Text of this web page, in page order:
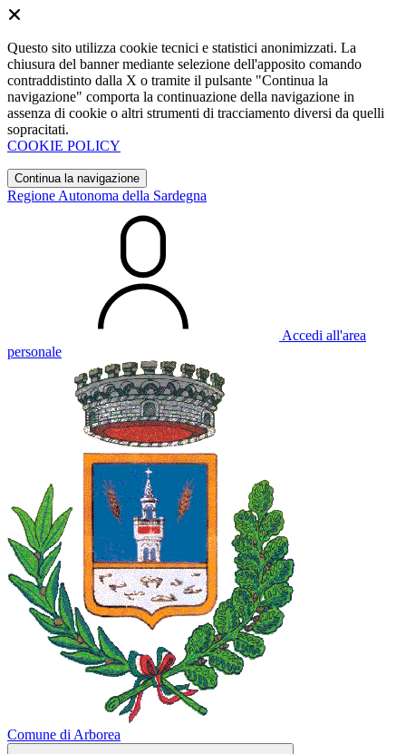
Questo sito utilizza cookie tecnici e statistici anonimizzati. La
chiusura del banner mediante selezione dell'apposito comando
contraddistinto dalla X o tramite il pulsante "Continua la
navigazione" comporta la continuazione della navigazione in
assenza di cookie o altri strumenti di tracciamento diversi da quelli
sopracitati.
COOKIE POLICY
Continua la navigazione
Regione Autonoma della Sardegna
Accedi all'area
personale
Comune di Arborea